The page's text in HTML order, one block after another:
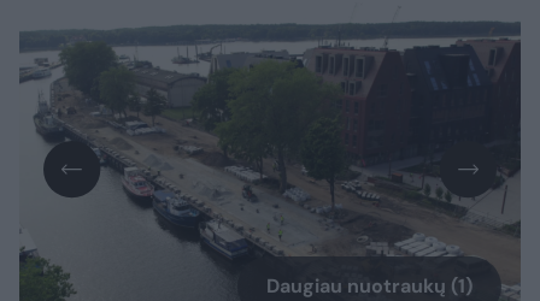
Daugiau nuotraukų (1)